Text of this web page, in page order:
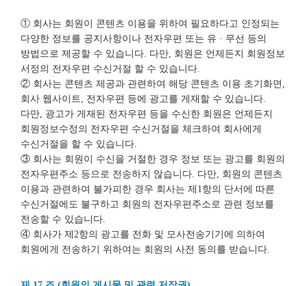
① 회사는 회원이 콘텐츠 이용을 위하여 필요하다고 인정되는
다양한 정보를 공지사항이나 전자우편 또는 유 · 무선 등의
방법으로 제공할 수 있습니다. 다만, 회원은 언제든지 회원정보
서정의 전자우편 수신거절 할 수 있습니다.
② 회사는 콘텐츠 제공과 관련하여 해당 콘텐츠 이용 초기화면,
회사 웹사이트, 전자우편 등에 광고를 게재할 수 있습니다.
다만, 광고가 게재된 전자우편 등을 수신한 회원은 언제든지
회원정보수정의 전자우편 수신거절을 체크하여 회사에게
수신거절을 할 수 있습니다.
③ 회사는 회원이 수신을 거절한 경우 정보 또는 광고를 회원의
전자우편주소 등으로 전송하지 않습니다. 다만, 회원의 콘텐츠
이용과 관련하여 불가피한 경우 회사는 제1항의 단서에 따른
수신거절에도 불구하고 회원의 전자우편주소로 관련 정보를
전송할 수 있습니다.
④ 회사가 제2항의 광고를 전화 및 모사전송기기에 의하여
회원에게 전송하기 위하여는 회원의 사전 동의를 받습니다.